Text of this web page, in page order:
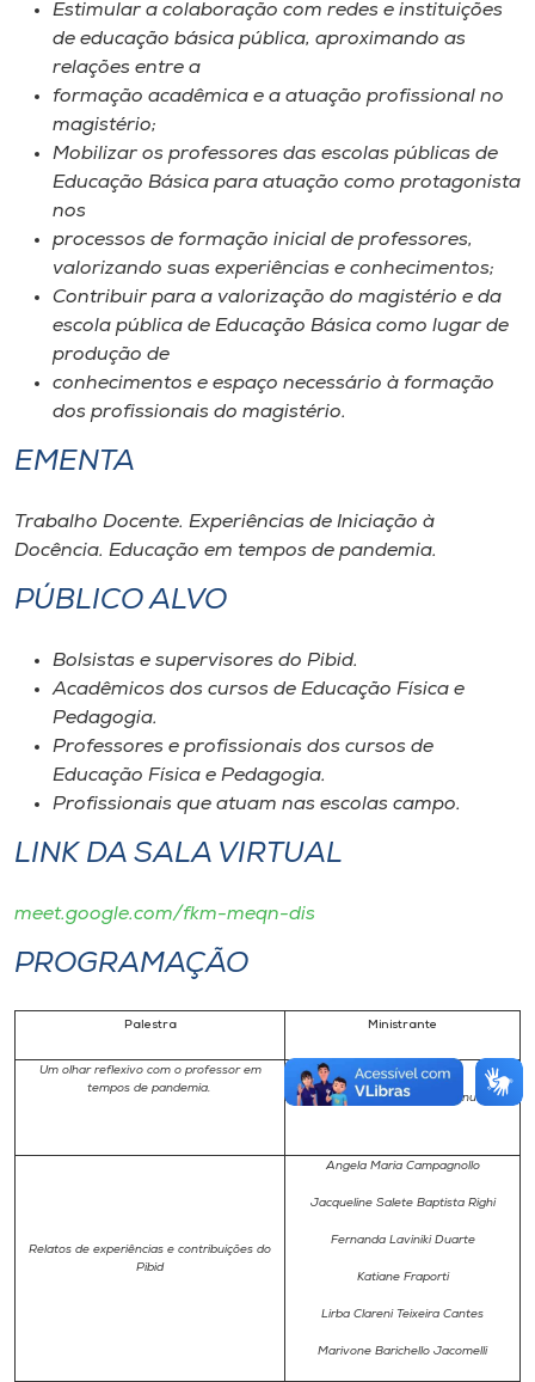
Estimular a colaboração com redes e instituições
de educação básica pública, aproximando as
relações entre a
formação acadêmica e a atuação profissional no
magistério;
Mobilizar os professores das escolas públicas de
Educação Básica para atuação como protagonista
nos
processos de formação inicial de professores,
valorizando suas experiências e conhecimentos;
Contribuir para a valorização do magistério e da
escola pública de Educação Básica como lugar de
produção de
conhecimentos e espaço necessário à formação
dos profissionais do magistério.
EMENTA
Trabalho Docente. Experiências de Iniciação à
Docência. Educação em tempos de pandemia.
PÚBLICO ALVO
Bolsistas e supervisores do Pibid.
Acadêmicos dos cursos de Educação Física e
Pedagogia.
Professores e profissionais dos cursos de
Educação Física e Pedagogia.
Profissionais que atuam nas escolas campo.
LINK DA SALA VIRTUAL
meet.google.com/fkm-meqn-dis
PROGRAMAÇÃO
Palestra Ministrante
Um olhar reflexivo com o professor em
tempos de pandemia.
Dra. Dilva Bertoldi Benvenutti
Relatos de experiências e contribuições do
Pibid
Angela Maria Campagnollo
Jacqueline Salete Baptista Righi
Fernanda Laviniki Duarte
Katiane Fraporti
Lirba Clareni Teixeira Cantes
Marivone Barichello Jacomelli